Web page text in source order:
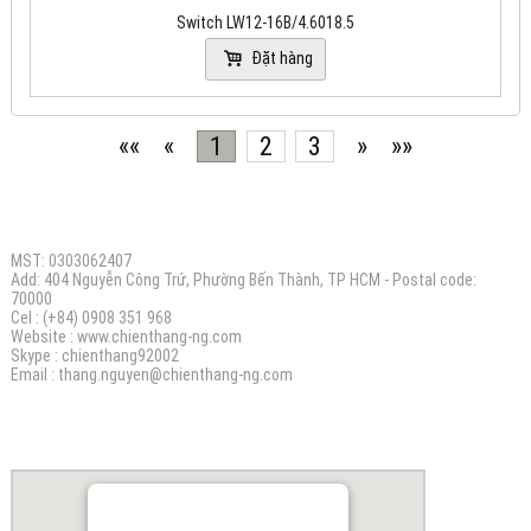
Switch LW12-16B/4.6018.5
Đặt hàng
«« « 1 2 3 » »»
MST: 0303062407
Add: 404 Nguyễn Công Trứ, Phường Bến Thành, TP HCM - Postal code:
70000
Cel : (+84) 0908 351 968
Website : www.chienthang-ng.com
Skype : chienthang92002
Email : thang.nguyen@chienthang-ng.com